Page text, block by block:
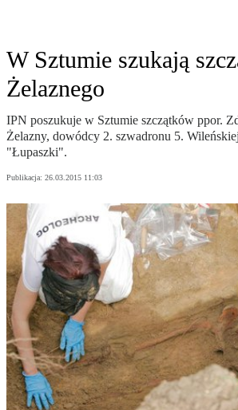
W Sztumie szukają
Żelaznego
IPN poszukuje w Sztumie szczątków ppor.
Żelazny, dowódcy 2. szwadronu 5.
"Łupaszki".
Publikacja: 26.03.2015 11:03